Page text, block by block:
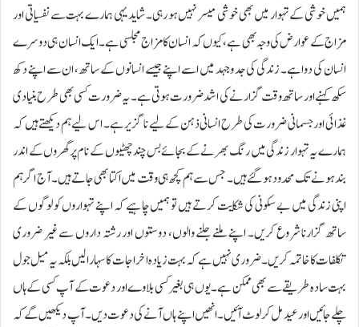
ہمیں خوشی کے تہوار میں بھی خوشی میسر نہیں ہو رہی۔ شاید یہی ہمارے بہت سے نفسیاتی اور
مزاج کے عوارض کی وجہ بھی ہے، کیوں کہ انسان کا مزاج مجلسی ہے۔ ایک انسان ہی دوسرے
انسان کی دوا ہے۔ زندگی کی جد و جہد میں اسے اپنے جیسے انسانوں کے ساتھ، ان سے اپنے دکھ
سکھ کہنے اور ساتھ وقت گزارنے کی اشد ضرورت ہوتی ہے۔ یہ ضرورت کسی بھی طرح بنیادی
غذائی اور جسمانی ضرورت کی طرح انسانی ذہن کے لیے نا گزیر ہے۔ اس لیے ہم دیکھتے ہیں کہ
ہمارے یہ تہوار زندگی میں رنگ بھرنے کے بجائے بس چند چھٹیوں کے نام پر گھروں کے اندر
بند ہونے تک محدود ہو گئے ہیں۔ جس سے ہم کچھ ہی وقت میں اکتا بھی جاتے ہیں۔آج اگر ہم
اپنی زندگی میں بے سکونی کی شکایت کرتے ہیں تو ہمیں چاہیے کہ اپنے تہواروں کو لوگوں کے
ساتھ گزارنا شروع کریں۔ اپنے ملنے جلنے والوں، دوستوں اور رشتہ داروں سے غیر ضروری
تکلفات کا خاتمہ کریں۔ ضروری نہیں ہے کہ بہت زیادہ اخراجات کا سہارا لیں بلکہ یہ میل جول
بہت سادہ طریقے سے بھی ممکن ہے۔ یوں ہی بغیر کسی بلاوے اور دعوت کے آپ کسی کے ہاں
چلے جائیں اور عید مل کر لوٹ آئیں۔ انھیں اپنے ہاں آنے کی دعوت دیں۔ آپ دیکھیں گے کہ